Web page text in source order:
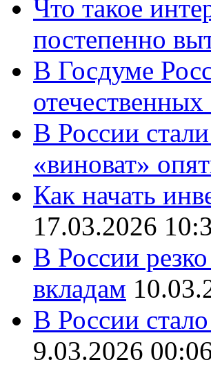
Что такое
постепенно
В Госдуме
отечественных
В России
«виноват»
Как начать
17.03.2026
В России
вкладам
В России
9.03.2026